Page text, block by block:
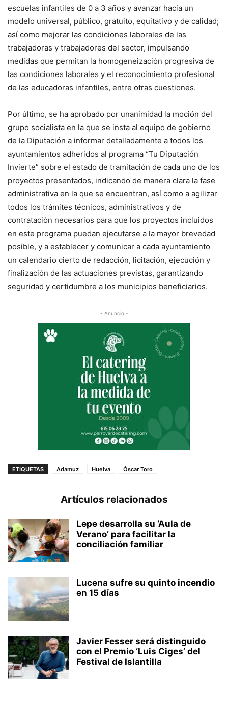
escuelas infantiles de 0 a 3 años y avanzar hacia un
modelo universal, público, gratuito, equitativo y de calidad;
así como mejorar las condiciones laborales de las
trabajadoras y trabajadores del sector, impulsando
medidas que permitan la homogeneización progresiva de
las condiciones laborales y el reconocimiento profesional
de las educadoras infantiles, entre otras cuestiones.
Por último, se ha aprobado por unanimidad la moción del
grupo socialista en la que se insta al equipo de gobierno
de la Diputación a informar detalladamente a todos los
ayuntamientos adheridos al programa “Tu Diputación
Invierte” sobre el estado de tramitación de cada uno de los
proyectos presentados, indicando de manera clara la fase
administrativa en la que se encuentran, así como a agilizar
todos los trámites técnicos, administrativos y de
contratación necesarios para que los proyectos incluidos
en este programa puedan ejecutarse a la mayor brevedad
posible, y a establecer y comunicar a cada ayuntamiento
un calendario cierto de redacción, licitación, ejecución y
finalización de las actuaciones previstas, garantizando
seguridad y certidumbre a los municipios beneficiarios.
- Anuncio -
ETIQUETAS Adamuz Huelva Óscar Toro
Artículos relacionados
Lepe desarrolla su ‘Aula de
Verano’ para facilitar la
conciliación familiar
Lucena sufre su quinto incendio
en 15 días
Javier Fesser será distinguido
con el Premio ‘Luis Ciges’ del
Festival de Islantilla